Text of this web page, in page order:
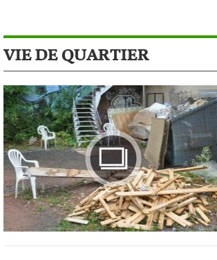
VIE DE QUARTIER
Photo